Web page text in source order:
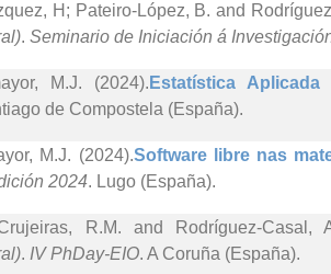
H; Pateiro-López, B. and
. Seminario de Iniciación á
M.J. (2024). Estatística
de Compostela (España).
M.J. (2024).Software libre nas
2024. Lugo (España).
R.M. and Rodríguez-Casal,
. IV PhDay-EIO. A Coruña (España).